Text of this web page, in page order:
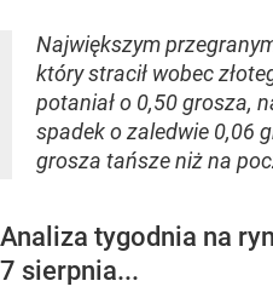
Największym
który stracił wobec
potaniał o 0,50 grosza,
spadek o zaledwie 0,06
grosza tańsze niż na
Analiza tygodnia na
7 sierpnia...